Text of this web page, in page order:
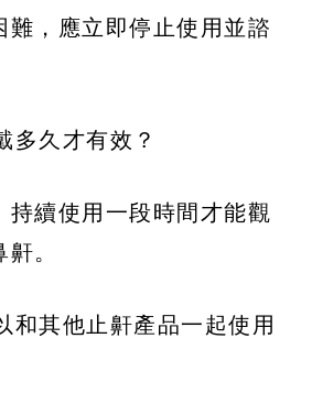
難，應立即停止使用並諮
多久才有效？
持續使用一段時間才能觀
。
和其他止鼾產品一起使用